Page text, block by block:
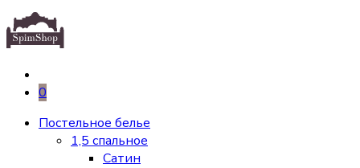
0
Постельное белье
1,5 спальное
Сатин